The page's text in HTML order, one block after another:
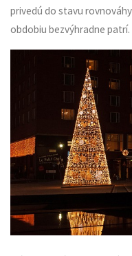
privedú do stavu
obdobiu bezvýhradne patrí.